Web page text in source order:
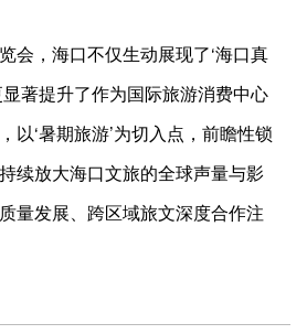
会，海口不仅生动展现了‘海口真
著提升了作为国际旅游消费中心
以‘暑期旅游’为切入点，前瞻性锁
续放大海口文旅的全球声量与影
量发展、跨区域旅文深度合作注